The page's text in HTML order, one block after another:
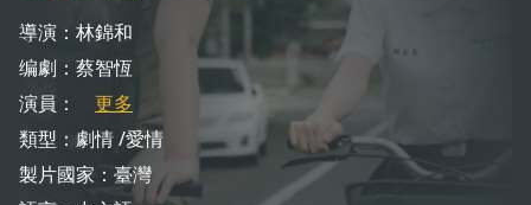
影劇軼事
新片情報
導演：林錦和
编劇：蔡智恆
演員：
更多
類型： 劇情 愛情
製片國家： 臺灣